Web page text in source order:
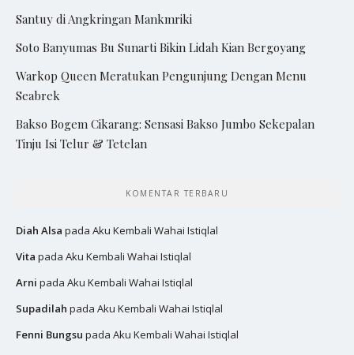
Santuy di Angkringan Mankmriki
Soto Banyumas Bu Sunarti Bikin Lidah Kian Bergoyang
Warkop Queen Meratukan Pengunjung Dengan Menu
Seabrek
Bakso Bogem Cikarang: Sensasi Bakso Jumbo Sekepalan
Tinju Isi Telur & Tetelan
KOMENTAR TERBARU
Diah Alsa pada Aku Kembali Wahai Istiqlal
Vita pada Aku Kembali Wahai Istiqlal
Arni pada Aku Kembali Wahai Istiqlal
Supadilah pada Aku Kembali Wahai Istiqlal
Fenni Bungsu pada Aku Kembali Wahai Istiqlal